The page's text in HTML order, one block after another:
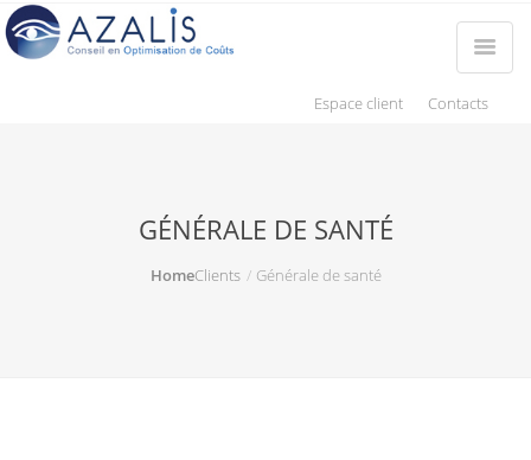
Espace client Contacts
GÉNÉRALE DE SANTÉ
HomeClients Générale de santé